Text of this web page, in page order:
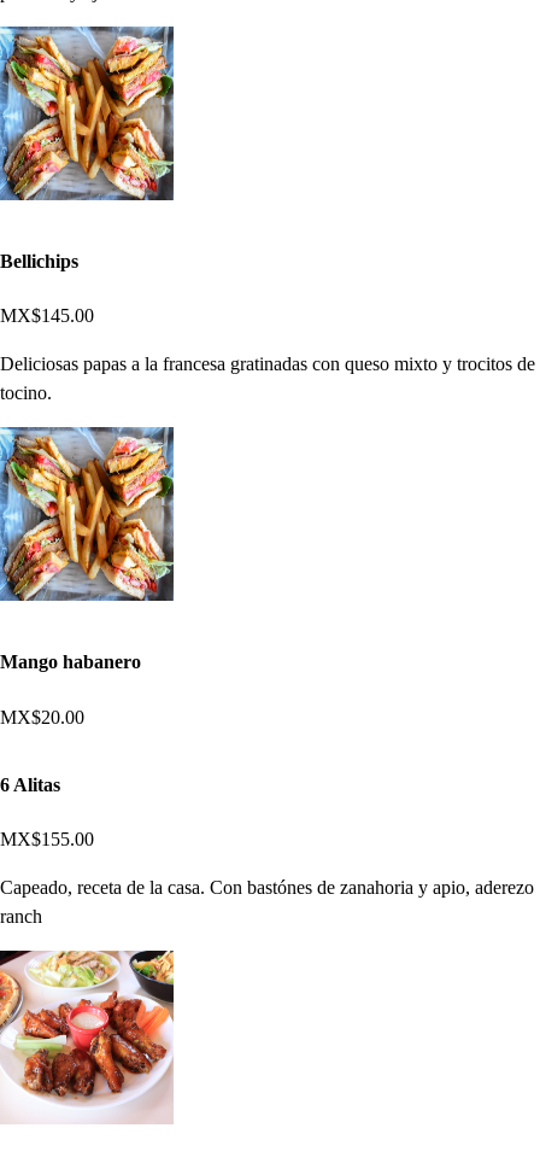
Bellichips
MX$145.00
Deliciosas papas a la francesa gratinadas con queso mixto y trocitos de
tocino.
Mango habanero
MX$20.00
6 Alitas
MX$155.00
Capeado, receta de la casa. Con bastónes de zanahoria y apio, aderezo
ranch